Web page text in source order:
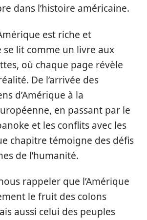
dans l’histoire américaine.
est riche et
se lit comme un livre aux
où chaque page révèle
De l’arrivée des
d’Amérique à la
en passant par le
et les conflits avec les
chapitre témoigne des défis
de l’humanité.
rappeler que l’Amérique
le fruit des colons
aussi celui des peuples